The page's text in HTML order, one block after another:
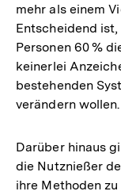
mehr als einem
Entscheidend
Personen 60 %
keinerlei
bestehenden
verändern wollen.
Darüber hinaus
die Nutznießer
ihre Methoden